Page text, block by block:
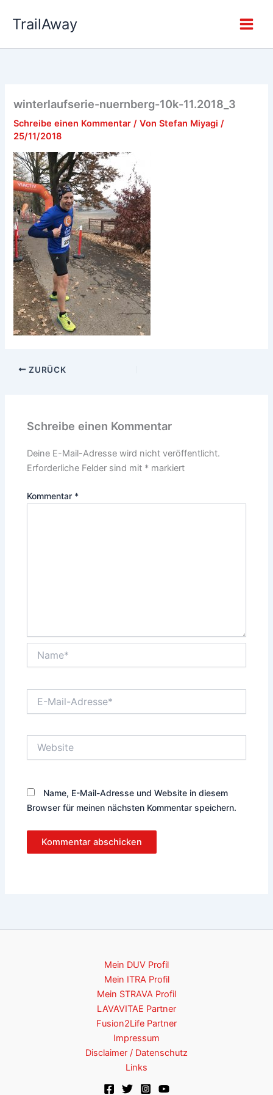
InhaltTrailAway
winterlaufserie-nuernberg-10k-11.2018_3
Schreibe einen Kommentar / VonStefan Miyagi/
25/11/2018
ZURÜCK
Schreibe einen Kommentar
Deine E-Mail-Adresse wird nicht veröffentlicht.
Erforderliche Felder sind mit * markiert
Kommentar *
Mail-
Name, E-Mail-Adresse und Website in diesem
Browser für meinen nächsten Kommentar speichern.
Mein DUV Profil
Mein ITRA Profil
Mein STRAVA Profil
LAVAVITAE Partner
Fusion2Life Partner
Impressum
Disclaimer / Datenschutz
Links